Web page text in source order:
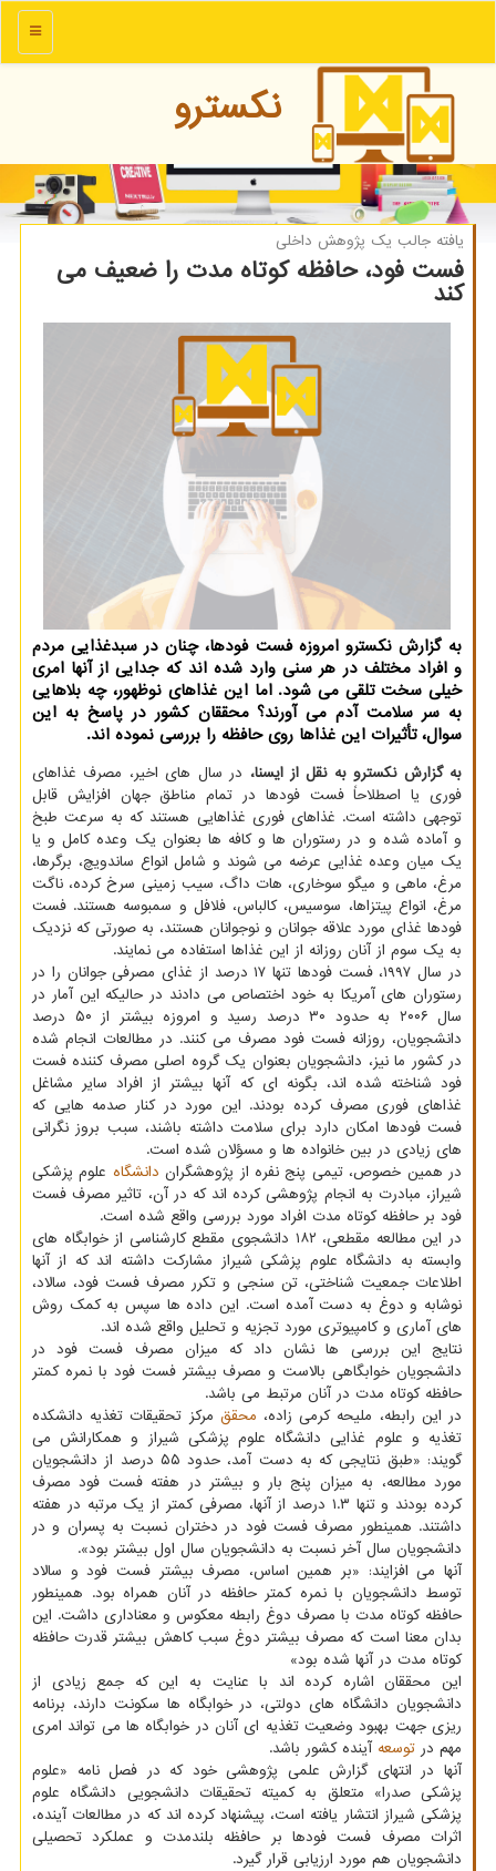
منو
نكسترو
یافته جالب یك پژوهش داخلی
فست فود، حافظه كوتاه مدت را ضعیف می
كند
به گزارش نكسترو امروزه فست فودها، چنان در سبدغذایی مردم
و افراد مختلف در هر سنی وارد شده اند كه جدایی از آنها امری
خیلی سخت تلقی می شود. اما این غذاهای نوظهور، چه بلاهایی
به سر سلامت آدم می آورند؟ محققان كشور در پاسخ به این
سوال، تأثیرات این غذاها روی حافظه را بررسی نموده اند.
به گزارش نکسترو به نقل از ایسنا، در سال های اخیر، مصرف غذاهای
فوری یا اصطلاحاً فست فودها در تمام مناطق جهان افزایش قابل
توجهی داشته است. غذاهای فوری غذاهایی هستند که به سرعت طبخ
و آماده شده و در رستوران ها و کافه ها بعنوان یک وعده کامل و یا
یک میان وعده غذایی عرضه می شوند و شامل انواع ساندویچ، برگرها،
مرغ، ماهی و میگو سوخاری، هات داگ، سیب زمینی سرخ کرده، ناگت
مرغ، انواع پیتزاها، سوسیس، کالباس، فلافل و سمبوسه هستند. فست
فودها غذای مورد علاقه جوانان و نوجوانان هستند، به صورتی که نزدیک
به یک سوم از آنان روزانه از این غذاها استفاده می نمایند.
در سال ۱۹۹۷، فست فودها تنها ۱۷ درصد از غذای مصرفی جوانان را در
رستوران های آمریکا به خود اختصاص می دادند در حالیکه این آمار در
سال ۲۰۰۶ به حدود ۳۰ درصد رسید و امروزه بیشتر از ۵۰ درصد
دانشجویان، روزانه فست فود مصرف می کنند. در مطالعات انجام شده
در کشور ما نیز، دانشجویان بعنوان یک گروه اصلی مصرف کننده فست
فود شناخته شده اند، بگونه ای که آنها بیشتر از افراد سایر مشاغل
غذاهای فوری مصرف کرده بودند. این مورد در کنار صدمه هایی که
فست فودها امکان دارد برای سلامت داشته باشند، سبب بروز نگرانی
های زیادی در بین خانواده ها و مسؤلان شده است.
در همین خصوص، تیمی پنج نفره از پژوهشگران دانشگاه علوم پزشکی
شیراز، مبادرت به انجام پژوهشی کرده اند که در آن، تاثیر مصرف فست
فود بر حافظه کوتاه مدت افراد مورد بررسی واقع شده است.
در این مطالعه مقطعی، ۱۸۲ دانشجوی مقطع کارشناسی از خوابگاه های
وابسته به دانشگاه علوم پزشکی شیراز مشارکت داشته اند که از آنها
اطلاعات جمعیت شناختی، تن سنجی و تکرر مصرف فست فود، سالاد،
نوشابه و دوغ به دست آمده است. این داده ها سپس به کمک روش
های آماری و کامپیوتری مورد تجزیه و تحلیل واقع شده اند.
نتایج این بررسی ها نشان داد که میزان مصرف فست فود در
دانشجویان خوابگاهی بالاست و مصرف بیشتر فست فود با نمره کمتر
حافظه کوتاه مدت در آنان مرتبط می باشد.
در این رابطه، ملیحه کرمی زاده، محقق مرکز تحقیقات تغذیه دانشکده
تغذیه و علوم غذایی دانشگاه علوم پزشکی شیراز و همکارانش می
گویند: «طبق نتایجی که به دست آمد، حدود ۵۵ درصد از دانشجویان
مورد مطالعه، به میزان پنج بار و بیشتر در هفته فست فود مصرف
کرده بودند و تنها ۱.۳ درصد از آنها، مصرفی کمتر از یک مرتبه در هفته
داشتند. همینطور مصرف فست فود در دختران نسبت به پسران و در
دانشجویان سال آخر نسبت به دانشجویان سال اول بیشتر بود».
آنها می افزایند: «بر همین اساس، مصرف بیشتر فست فود و سالاد
توسط دانشجویان با نمره کمتر حافظه در آنان همراه بود. همینطور
حافظه کوتاه مدت با مصرف دوغ رابطه معکوس و معناداری داشت. این
بدان معنا است که مصرف بیشتر دوغ سبب کاهش بیشتر قدرت حافظه
کوتاه مدت در آنها شده بود»
این محققان اشاره کرده اند با عنایت به این که جمع زیادی از
دانشجویان دانشگاه های دولتی، در خوابگاه ها سکونت دارند، برنامه
ریزی جهت بهبود وضعیت تغذیه ای آنان در خوابگاه ها می تواند امری
مهم در توسعه آینده کشور باشد.
آنها در انتهای گزارش علمی پژوهشی خود که در فصل نامه «علوم
پزشکی صدرا» متعلق به کمیته تحقیقات دانشجویی دانشگاه علوم
پزشکی شیراز انتشار یافته است، پیشنهاد کرده اند که در مطالعات آینده،
اثرات مصرف فست فودها بر حافظه بلندمدت و عملکرد تحصیلی
دانشجویان هم مورد ارزیابی قرار گیرد.